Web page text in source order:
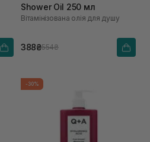
Shower Oil 250 мл
Вітамінізована олія для душу
388₴554₴
-30%